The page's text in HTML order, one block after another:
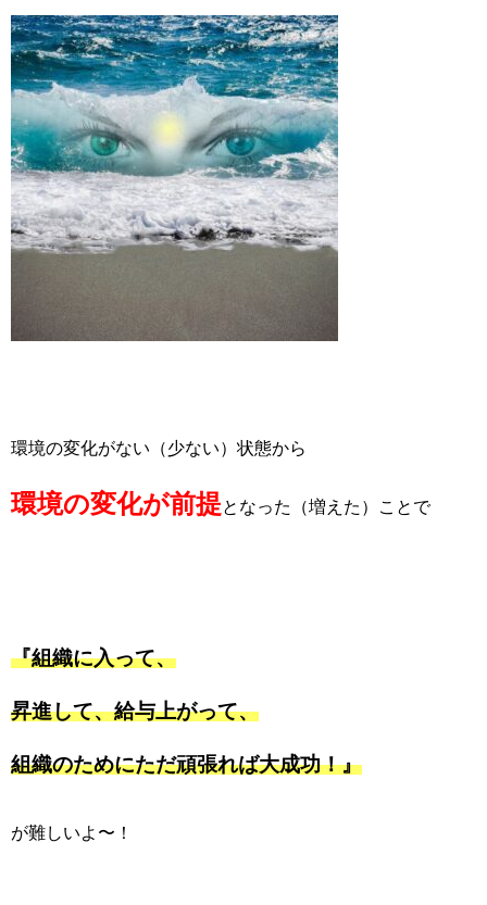
環境の変化がない（少ない）状態から
環境の変化が前提 となった（増えた）ことで
『組織に入って、
昇進して、給与上がって、
組織のためにただ頑張れば大成功！』
が難しいよ〜！